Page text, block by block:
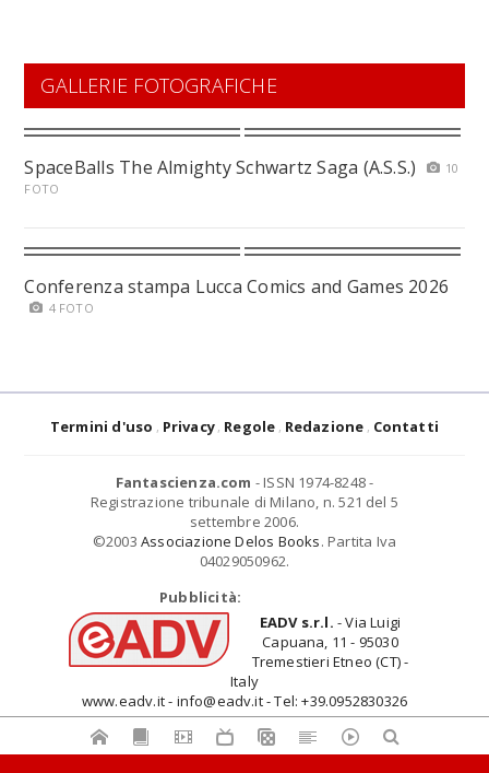
GALLERIE FOTOGRAFICHE
SpaceBalls The Almighty Schwartz Saga (A.S.S.)
10
FOTO
Conferenza stampa Lucca Comics and Games 2026
4 FOTO
Termini d'uso Privacy Regole Redazione Contatti
Fantascienza.com - ISSN 1974-8248 -
Registrazione tribunale di Milano, n. 521 del 5
settembre 2006.
©2003 Associazione Delos Books. Partita Iva
04029050962.
Pubblicità:
EADV s.r.l. - Via Luigi
Capuana, 11 - 95030
Tremestieri Etneo (CT) -
Italy
www.eadv.it - info@eadv.it - Tel: +39.0952830326